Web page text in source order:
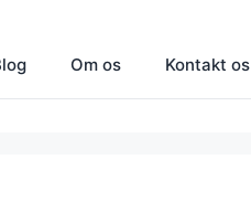
Om os Kontakt os